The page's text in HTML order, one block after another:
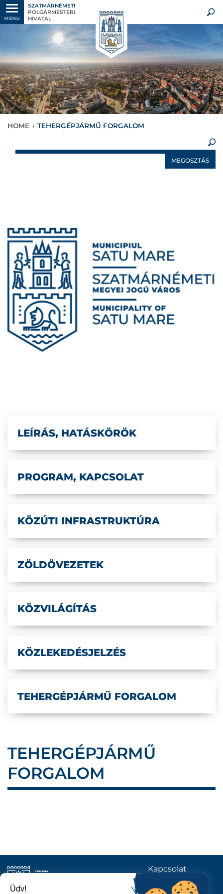
MENU
SZATMÁRNÉMETI
POLGÁRMESTERI
HIVATAL
HOME › TEHERGÉPJÁRMŰ FORGALOM
×
MEGOSZTÁS
LEÍRÁS, HATÁSKÖRÖK
PROGRAM, KAPCSOLAT
KÖZÚTI INFRASTRUKTÚRA
ZÖLDÖVEZETEK
KÖZVILÁGÍTÁS
KÖZLEKEDÉSJELZÉS
TEHERGÉPJÁRMŰ FORGALOM
TEHERGÉPJÁRMŰ
FORGALOM
Kapcsolat
KÖVESSENEK
Üdv!